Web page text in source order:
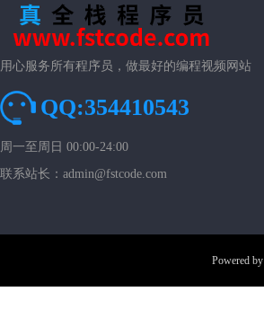
用心服务所有程序员，做最好的编程视频网站
QQ:354410543
周一至周日 00:00-24:00
联系站长：admin@fstcode.com
Powered by